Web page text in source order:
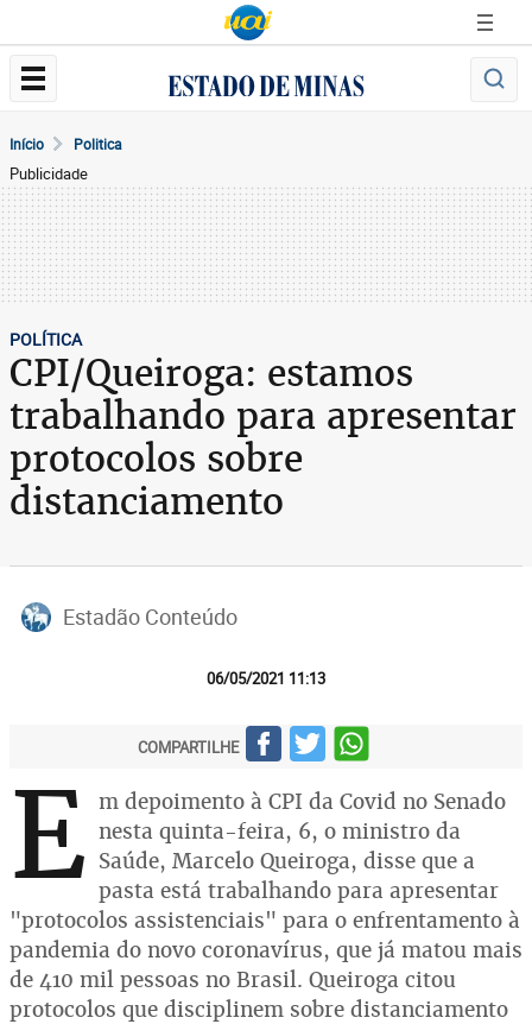
Início Politica
Publicidade
POLÍTICA
CPI/Queiroga: estamos
trabalhando para apresentar
protocolos sobre
distanciamento
Estadão Conteúdo
06/05/2021 11:13
COMPARTILHE
E m depoimento à CPI da Covid no Senado
nesta quinta-feira, 6, o ministro da
Saúde, Marcelo Queiroga, disse que a
pasta está trabalhando para apresentar
"protocolos assistenciais" para o enfrentamento à
pandemia do novo coronavírus, que já matou mais
de 410 mil pessoas no Brasil. Queiroga citou
protocolos que disciplinem sobre distanciamento